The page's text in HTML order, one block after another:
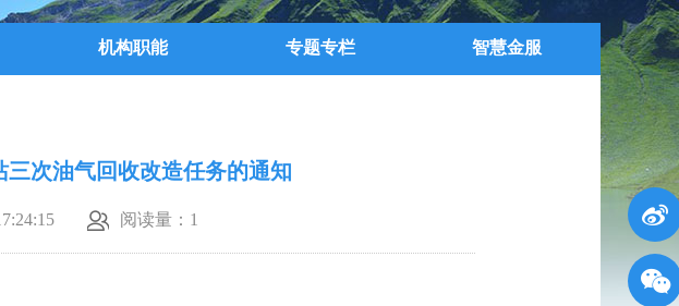
机构职能 专题专栏 智慧金服
三次油气回收改造任务的通知
阅读量： 1